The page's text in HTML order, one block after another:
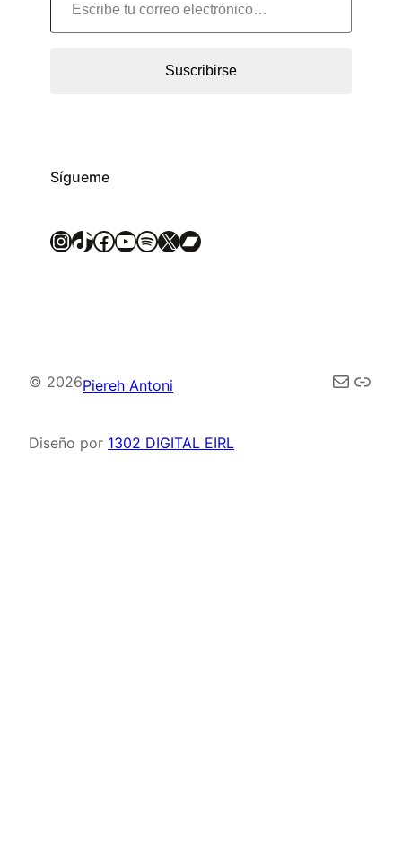
Suscribirse
Sígueme
InstagramTikTok Facebook YouTube Spotify X Bandcamp
© 2026Piereh Antoni Correo
Diseño por 1302 DIGITAL EIRL